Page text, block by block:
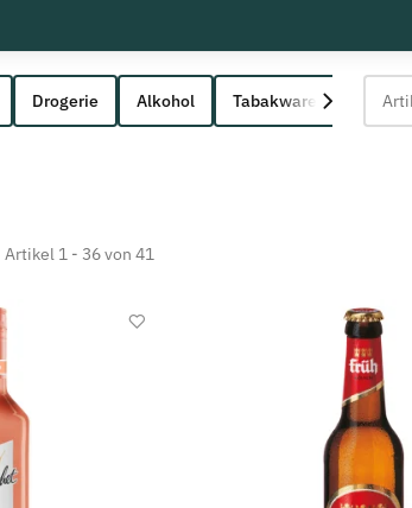
Drogerie Alkohol Tabakwaren
Artikel 1 - 36 von 41